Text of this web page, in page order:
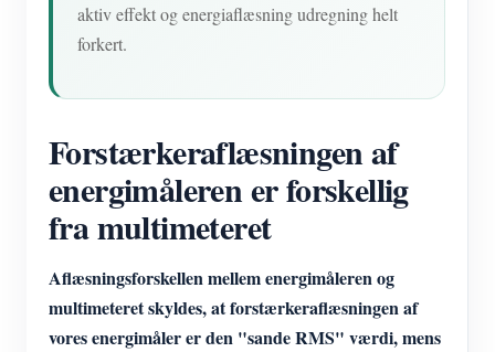
aktiv effekt og energiaflæsning udregning helt
forkert.
Forstærkeraflæsningen af
energimåleren er forskellig
fra multimeteret
Aflæsningsforskellen mellem energimåleren og
multimeteret skyldes, at forstærkeraflæsningen af
vores energimåler er den "sande RMS" værdi, mens